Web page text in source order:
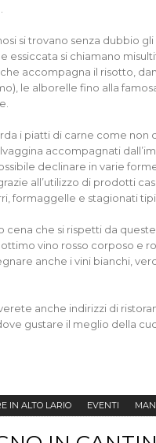
si trovano senza dubbio
essiccata si chiamano
accompagna il risotto,
le alborelle fino alla
i piatti di carne come non
accompagnati
declinare in varie
all’utilizzo di prodotti
formaggelle e stagionati
cena che si rispetti da
vino rosso corposo e
anche i vini bianchi,
anche indirizzi di
gustare il meglio della
IN ALTO LARIO EVENTI